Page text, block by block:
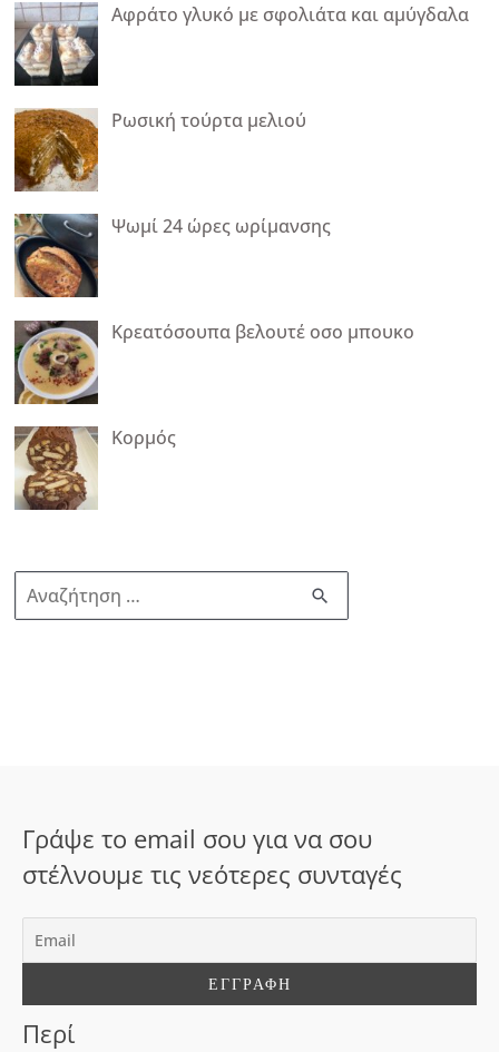
Αφράτο γλυκό με σφολιάτα και αμύγδαλα
Ρωσική τούρτα μελιού
Ψωμί 24 ώρες ωρίμανσης
Κρεατόσουπα βελουτέ οσο μπουκο
Κορμός
ν
σ
α
Γράψε το email σου για να σου
στέλνουμε τις νεότερες συνταγές
Περί